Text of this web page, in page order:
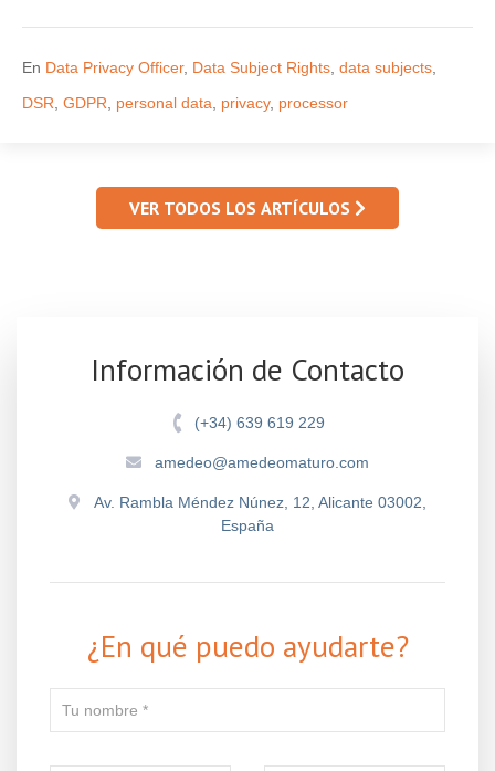
En Data Privacy Officer, Data Subject Rights data subjects
DSR GDPR personal data privacy, processor
VER TODOS LOS ARTÍCULOS
Información de Contacto
(+34) 639 619 229
amedeo@amedeomaturo.com
Av. Rambla Méndez Núnez, 12, Alicante 03002,
España
¿En qué puedo ayudarte?